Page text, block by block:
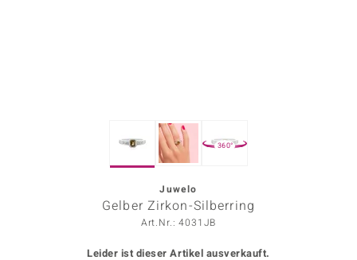
360°
Juwelo
Gelber Zirkon-Silberring
Art.Nr.: 4031JB
Leider ist dieser Artikel ausverkauft.